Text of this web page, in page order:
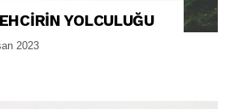
YOLCULUĞU
2023